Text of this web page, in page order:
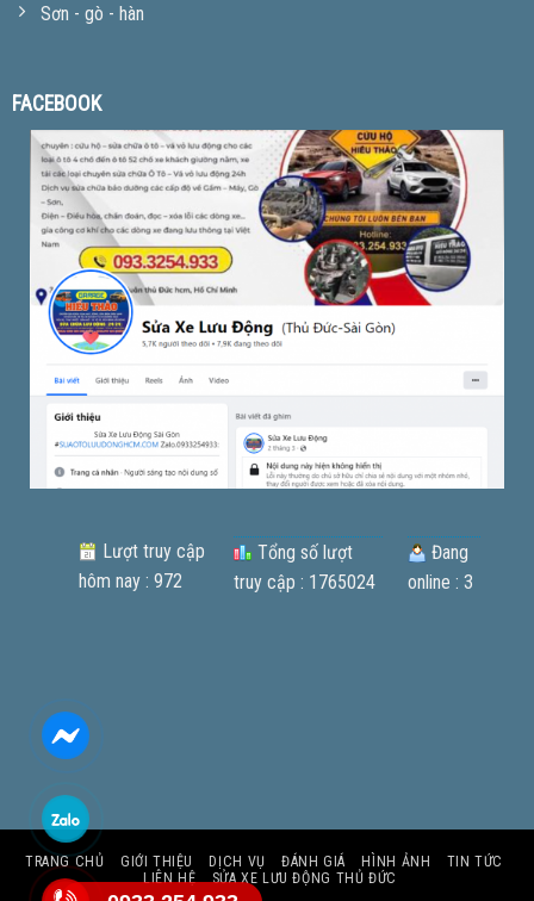
Sơn - gò - hàn
FACEBOOK
Lượt truy cập
hôm nay : 972
Tổng số lượt
truy cập : 1765024
Đang
online : 3
TRANG CHỦ GIỚI THIỆU DỊCH VỤ ĐÁNH GIÁ HÌNH ẢNH
TIN TỨC
LIÊN HỆ
SỬA XE LƯU ĐỘNG THỦ ĐỨC